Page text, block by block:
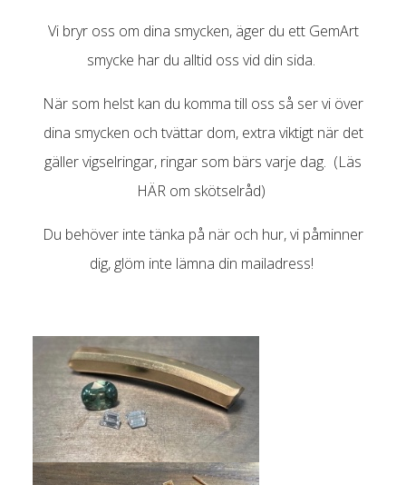
Vi bryr oss om dina smycken, äger du ett GemArt
smycke har du alltid oss vid din sida.
När som helst kan du komma till oss så ser vi över
dina smycken och tvättar dom, extra viktigt när det
gäller vigselringar, ringar som bärs varje dag. (Läs
HÄR om skötselråd)
Du behöver inte tänka på när och hur, vi påminner
dig, glöm inte lämna din mailadress!